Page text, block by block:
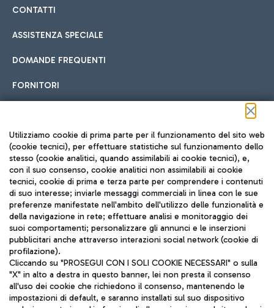
CONTATTI
ASSISTENZA SPECIALE
DOMANDE FREQUENTI
FORNITORI
Seguici sui social
TRAVEL JOURNAL
ITA
Utilizziamo cookie di prima parte per il funzionamento del sito web
(cookie tecnici), per effettuare statistiche sul funzionamento dello
stesso (cookie analitici, quando assimilabili ai cookie tecnici), e,
con il suo consenso, cookie analitici non assimilabili ai cookie
tecnici, cookie di prima e terza parte per comprendere i contenuti
di suo interesse; inviarle messaggi commerciali in linea con le sue
preferenze manifestate nell'ambito dell'utilizzo delle funzionalità e
della navigazione in rete; effettuare analisi e monitoraggio dei
suoi comportamenti; personalizzare gli annunci e le inserzioni
pubblicitari anche attraverso interazioni social network (cookie di
profilazione).
Cliccando su "PROSEGUI CON I SOLI COOKIE NECESSARI" o sulla
"X" in alto a destra in questo banner, lei non presta il consenso
all'uso dei cookie che richiedono il consenso, mantenendo le
impostazioni di default, e saranno installati sul suo dispositivo